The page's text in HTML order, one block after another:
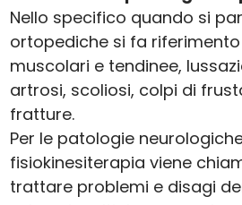
Nello specifico quando si
ortopediche si fa riferimento
muscolari e tendinee,
artrosi, scoliosi, colpi di
fratture.
Per le patologie
fisiokinesiterapia viene
trattare problemi e disagi